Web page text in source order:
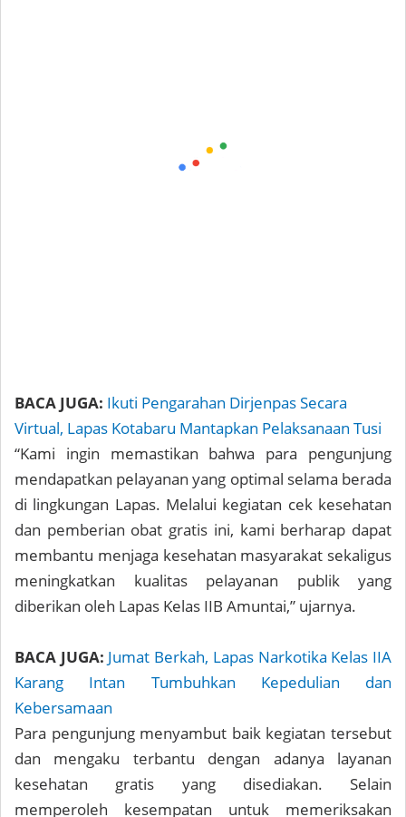
BACA JUGA: Ikuti Pengarahan Dirjenpas Secara
Virtual, Lapas Kotabaru Mantapkan Pelaksanaan Tusi
“Kami ingin memastikan bahwa para pengunjung
mendapatkan pelayanan yang optimal selama berada
di lingkungan Lapas. Melalui kegiatan cek kesehatan
dan pemberian obat gratis ini, kami berharap dapat
membantu menjaga kesehatan masyarakat sekaligus
meningkatkan kualitas pelayanan publik yang
diberikan oleh Lapas Kelas IIB Amuntai,” ujarnya.
BACA JUGA: Jumat Berkah, Lapas Narkotika Kelas IIA
Karang Intan Tumbuhkan Kepedulian dan
Kebersamaan
Para pengunjung menyambut baik kegiatan tersebut
dan mengaku terbantu dengan adanya layanan
kesehatan gratis yang disediakan. Selain
memperoleh kesempatan untuk memeriksakan